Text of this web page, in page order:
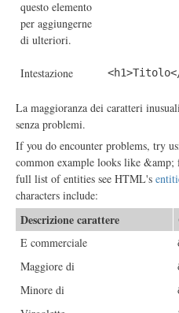
questo elemento
per aggiungerne
di ulteriori.
Intestazione
La maggioranza dei caratteri
senza problemi.
If you do encounter problems, try
common example looks like &amp;
full list of entities see HTML's
characters include:
Descrizione carattere
E commerciale
Maggiore di
Minore di